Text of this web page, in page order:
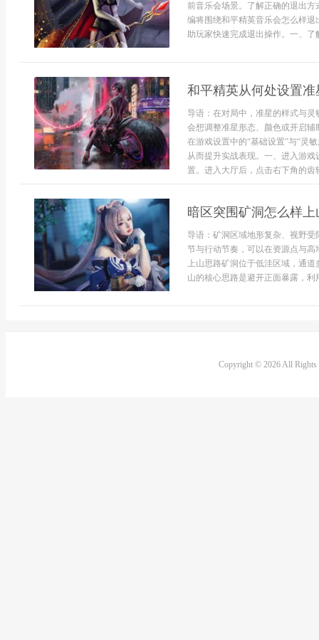
前音乐会场景。了解正确的退出
编将围绕和平精英音乐会怎么样
助玩家快速完成退出操作。一、
和平精英从何处设置准
导语：在对局中，准星的样式与
会想调整准星形态、颜色或开启
在游戏设置中的“基础设置”与“灵
从而提升实战表现。一、进入游
置。进入大厅后，点击右下角的齿
暗区突围矿洞怎么样上
导语：矿洞区域地形复杂、视野
节与行动节奏，可以在资源点与
上山思路矿洞位于低洼区域，通
山的核心思路是避开正面暴露，利
Copyright © 2026 All